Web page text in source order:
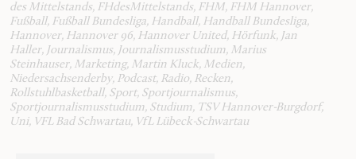
des Mittelstands, FHdesMittelstands, FHM, FHM Hannover,
Fußball, Fußball Bundesliga, Handball, Handball Bundesliga,
Hannover, Hannover 96, Hannover United, Hörfunk, Jan
Haller, Journalismus, Journalismusstudium, Marius
Steinhauser, Marketing, Martin Kluck, Medien,
Niedersachsenderby, Podcast, Radio, Recken,
Rollstuhlbasketball, Sport, Sportjournalismus,
Sportjournalismusstudium, Studium, TSV Hannover-Burgdorf,
Uni, VFL Bad Schwartau, VfL Lübeck-Schwartau